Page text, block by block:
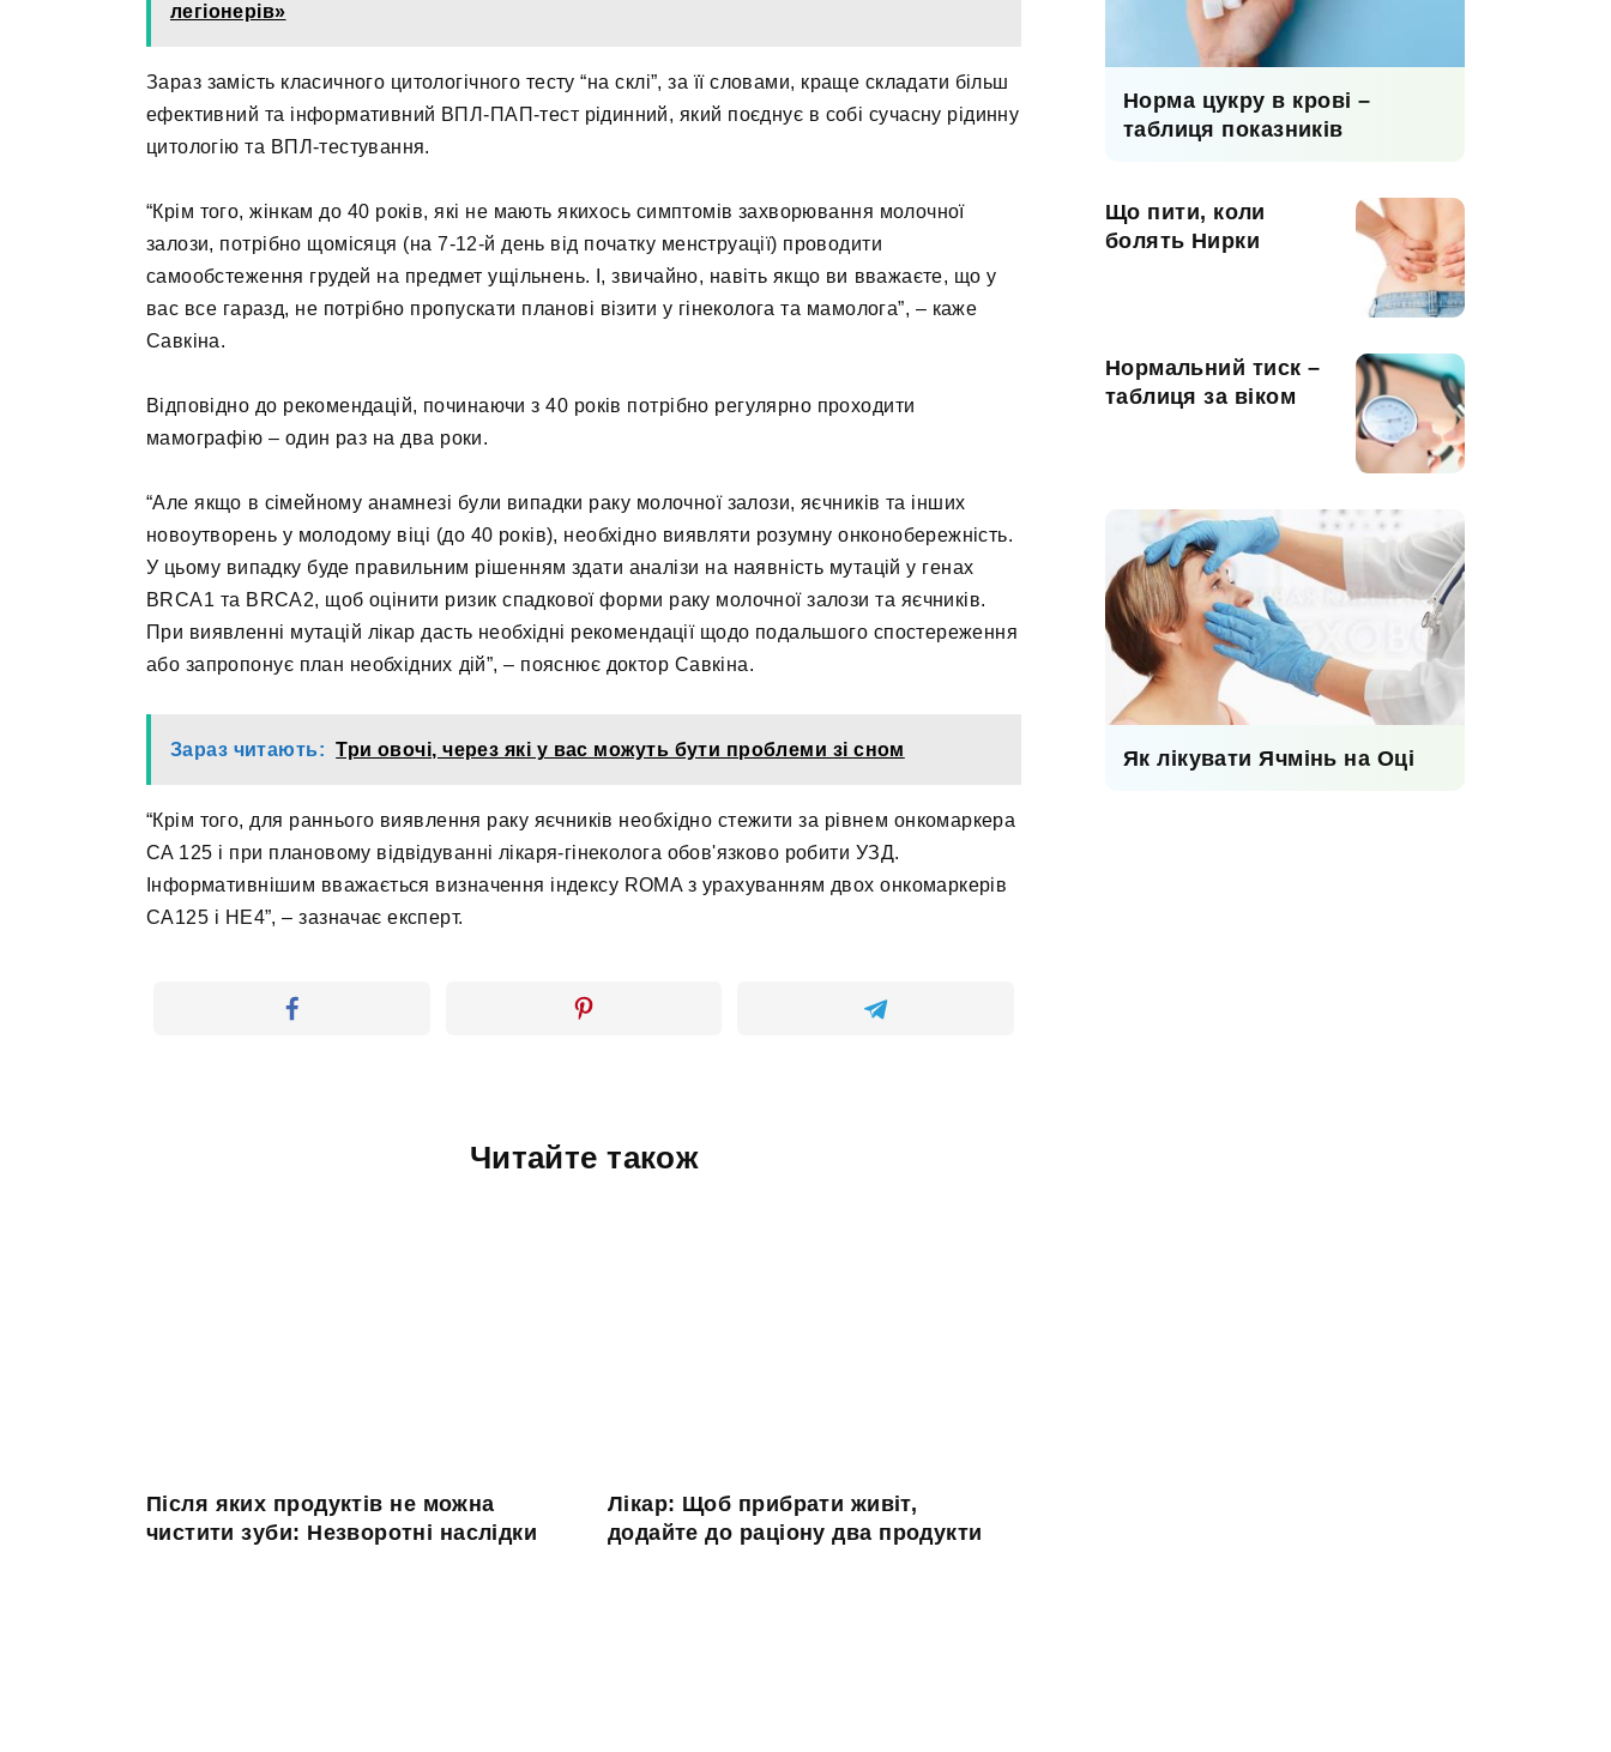
легіонерів»
Зараз замість класичного цитологічного тесту “на склі”, за її словами, краще складати більш
ефективний та інформативний ВПЛ-ПАП-тест рідинний, який поєднує в собі сучасну рідинну
цитологію та ВПЛ-тестування.
“Крім того, жінкам до 40 років, які не мають якихось симптомів захворювання молочної
залози, потрібно щомісяця (на 7-12-й день від початку менструації) проводити
самообстеження грудей на предмет ущільнень. І, звичайно, навіть якщо ви вважаєте, що у
вас все гаразд, не потрібно пропускати планові візити у гінеколога та мамолога”, – каже
Савкіна.
Відповідно до рекомендацій, починаючи з 40 років потрібно регулярно проходити
мамографію – один раз на два роки.
“Але якщо в сімейному анамнезі були випадки раку молочної залози, яєчників та інших
новоутворень у молодому віці (до 40 років), необхідно виявляти розумну онконобережність.
У цьому випадку буде правильним рішенням здати аналізи на наявність мутацій у генах
BRCA1 та BRCA2, щоб оцінити ризик спадкової форми раку молочної залози та яєчників.
При виявленні мутацій лікар дасть необхідні рекомендації щодо подальшого спостереження
або запропонує план необхідних дій”, – пояснює доктор Савкіна.
Зараз читають: Три овочі, через які у вас можуть бути проблеми зі сном
“Крім того, для раннього виявлення раку яєчників необхідно стежити за рівнем онкомаркера
CA 125 і при плановому відвідуванні лікаря-гінеколога обов'язково робити УЗД.
Інформативнішим вважається визначення індексу ROMA з урахуванням двох онкомаркерів
CA125 і HE4”, – зазначає експерт.
Читайте також
Після яких продуктів не можна
чистити зуби: Незворотні наслідки
Лікар: Щоб прибрати живіт,
додайте до раціону два продукти
Норма цукру в крові –
таблиця показників
Що пити, коли
болять Нирки
Нормальний тиск –
таблиця за віком
Як лікувати Ячмінь на Оці